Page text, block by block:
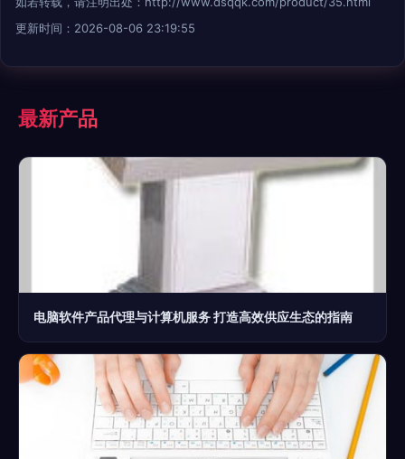
更新时间：2026-08-06 23:19:55
最新产品
电脑软件产品代理与计算机服务 打造高效供应生态的指南